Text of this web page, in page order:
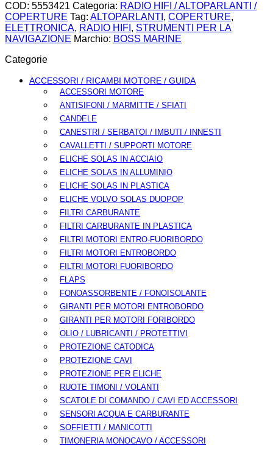
COD: 5553421 Categoria: RADIO HIFI / ALTOPARLANTI /
COPERTURE Tag: ALTOPARLANTI , COPERTURE,
ELETTRONICA, RADIO HIFI , STRUMENTI PER LA
NAVIGAZIONE Marchio: BOSS MARINE
Categorie
ACCESSORI / RICAMBI MOTORE / GUIDA
ACCESSORI MOTORE
ANTISIFONI / MARMITTE / SFIATI
CANDELE
CANESTRI / SERBATOI / IMBUTI / INNESTI
CAVALLETTI / SUPPORTI MOTORE
ELICHE SOLAS IN ACCIAIO
ELICHE SOLAS IN ALLUMINIO
ELICHE SOLAS IN PLASTICA
ELICHE VOLVO SOLAS DUOPOP
FILTRI CARBURANTE
FILTRI CARBURANTE IN PLASTICA
FILTRI MOTORI ENTRO-FUORIBORDO
FILTRI MOTORI ENTROBORDO
FILTRI MOTORI FUORIBORDO
FLAPS
FONOASSORBENTE / FONOISOLANTE
GIRANTI PER MOTORI ENTROBORDO
GIRANTI PER MOTORI FORIBORDO
OLIO / LUBRICANTI / PROTETTIVI
PROTEZIONE CATODICA
PROTEZIONE CAVI
PROTEZIONE PER ELICHE
RUOTE TIMONI / VOLANTI
SCATOLE DI COMANDO / CAVI ED ACCESSORI
SENSORI ACQUA E CARBURANTE
SOFFIETTI / MANICOTTI
TIMONERIA MONOCAVO / ACCESSORI